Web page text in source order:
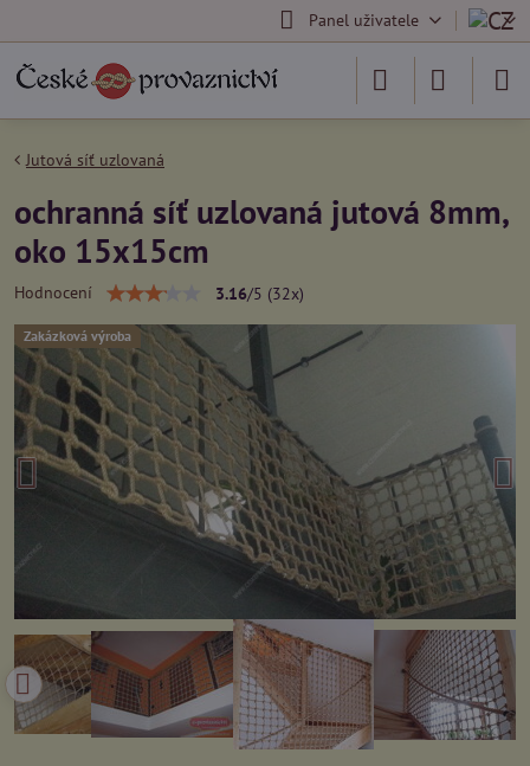
Panel uživatele
Zakázková výroba
Jutová síť uzlovaná
ochranná síť uzlovaná jutová 8mm,
oko 15x15cm
Hodnocení 3.16/5 (32x)